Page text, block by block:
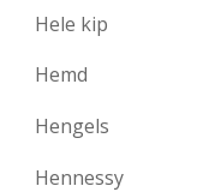
Hele kip
Hemd
Hengels
Hennessy